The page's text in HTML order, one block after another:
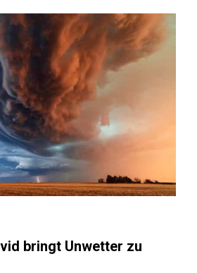
bringt Unwetter zu